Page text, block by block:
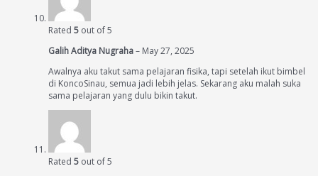
Rated 5 out of 5
Galih Aditya Nugraha– May 27, 2025
Awalnya aku takut sama pelajaran fisika, tapi setelah ikut bimbel
di KoncoSinau, semua jadi lebih jelas. Sekarang aku malah suka
sama pelajaran yang dulu bikin takut.
Rated 5 out of 5